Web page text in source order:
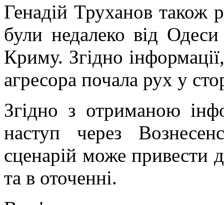
Генадій Труханов також
були недалеко від
Криму. Згідно
агресора почала рух у
Згідно з отриманою
наступ через
сценарій може привести
та в оточенні.